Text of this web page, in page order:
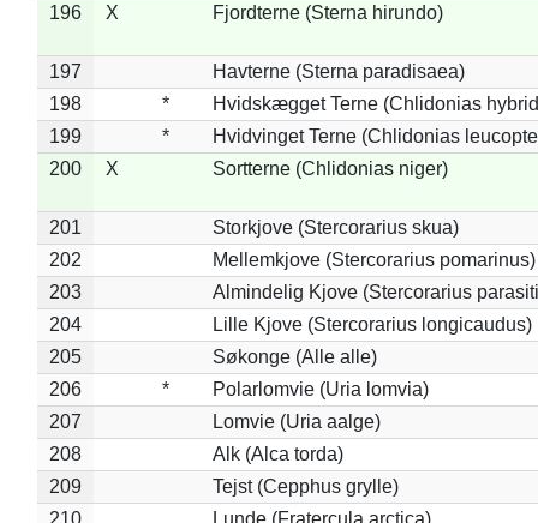
196
X Fjordterne (Sterna hirundo)
197
Havterne (Sterna paradisaea)
198
*
Hvidskægget Terne (Chlidonias
199
*
Hvidvinget Terne (Chlidonias
200
X Sortterne (Chlidonias niger)
201
Storkjove (Stercorarius skua)
202
Mellemkjove (Stercorarius pomarinus)
203
Almindelig Kjove (Stercorarius
204
Lille Kjove (Stercorarius longicaudus)
205
Søkonge (Alle alle)
206
*
Polarlomvie (Uria lomvia)
207
Lomvie (Uria aalge)
208
Alk (Alca torda)
209
Tejst (Cepphus grylle)
210
Lunde (Fratercula arctica)